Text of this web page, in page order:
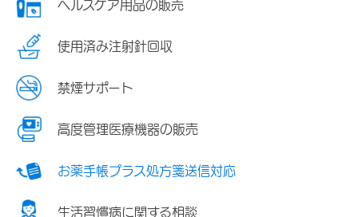
ヘルスケア用品の販売
使用済み注射針回収
禁煙サポート
高度管理医療機器の販売
お薬手帳プラス処方箋送信対応
生活習慣病に関する相談